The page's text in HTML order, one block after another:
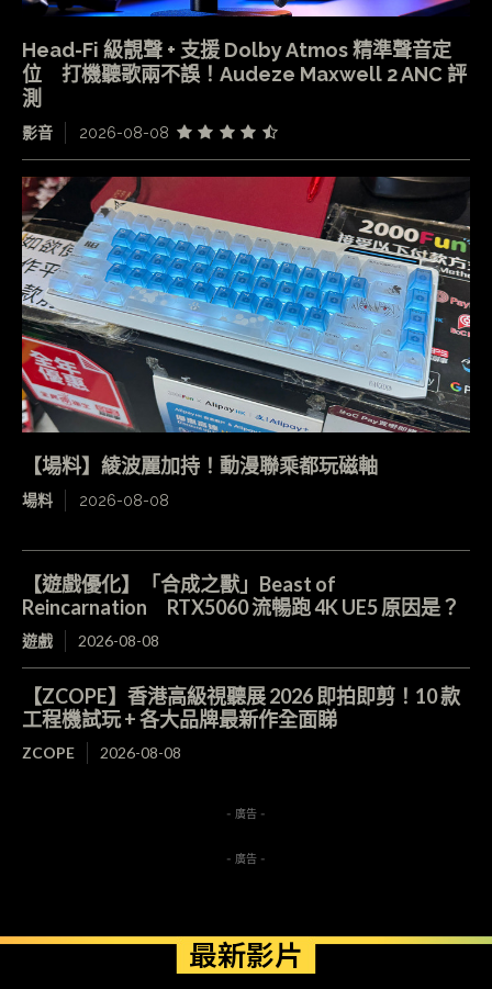
Head-Fi 級靚聲 + 支援 Dolby Atmos 精準聲音定
位 打機聽歌兩不誤！Audeze Maxwell 2 ANC 評
測
影音 2026-08-08
【場料】綾波麗加持！動漫聯乘都玩磁軸
場料 2026-08-08
【遊戲優化】「合成之獸」Beast of
Reincarnation RTX5060 流暢跑 4K UE5 原因是？
遊戲 2026-08-08
【ZCOPE】香港高級視聽展 2026 即拍即剪！10 款
工程機試玩 + 各大品牌最新作全面睇
ZCOPE 2026-08-08
- 廣告 -
- 廣告 -
最新影片